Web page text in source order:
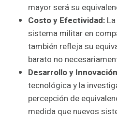
mayor será su
Costo y Efectividad:
sistema militar en
también refleja su
barato no
Desarrollo y
tecnológica y la
percepción de
medida que nuevos